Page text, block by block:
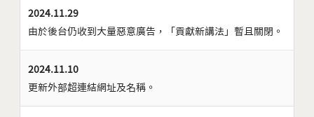
2024.11.29
由於後台仍收到大量惡意廣告，「貢獻新講法」暫且關閉。
2024.11.10
更新外部超連結網址及名稱。